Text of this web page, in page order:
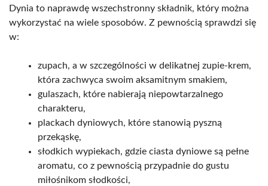
Dynia to naprawdę wszechstronny składnik, który można
wykorzystać na wiele sposobów. Z pewnością sprawdzi się
w:
zupach, a w szczególności w delikatnej zupie-krem,
która zachwyca swoim aksamitnym smakiem,
gulaszach, które nabierają niepowtarzalnego
charakteru,
plackach dyniowych, które stanowią pyszną
przekąskę,
słodkich wypiekach, gdzie ciasta dyniowe są pełne
aromatu, co z pewnością przypadnie do gustu
miłośnikom słodkości,